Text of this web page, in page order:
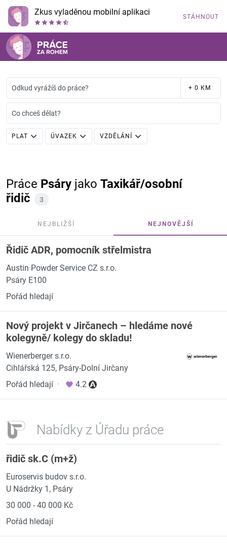
Zkus vyladěnou mobilní aplikaci STÁHNOUT
Odkud vyrážíš do práce? + 0 KM
Co chceš dělat?
PLAT ÚVAZEK VZDĚLÁNÍ
Práce Psáry jako Taxikář/osobní
řidič
3
NEJBLIŽŠÍ NEJNOVĚJŠÍ
Řidič ADR, pomocník střelmistra
Austin Powder Service CZ s.r.o.
Psáry E100
Pořád hledají
Nový projekt v Jirčanech – hledáme nové
kolegyně/ kolegy do skladu!
Wienerberger s.r.o.
Cihlářská 125, Psáry-Dolní Jirčany
Pořád hledají · 4.2
Nabídky z Úřadu práce
řidič sk.C (m+ž)
Euroservis budov s.r.o.
U Nádržky 1, Psáry
30 000 - 40 000 Kč
Pořád hledají